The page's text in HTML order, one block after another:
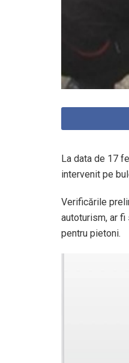
La data de 17
intervenit pe
Verificările
autoturism, ar fi
pentru pietoni.